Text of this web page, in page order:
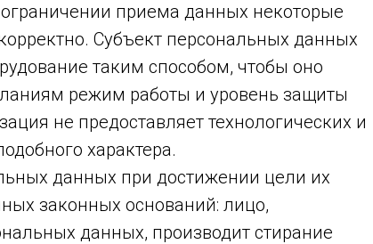
приема данных некоторые
Субъект персональных данных
таким способом, чтобы оно
режим работы и уровень защиты
не предоставляет технологических и
характера.
данных при достижении цели их
законных оснований: лицо,
данных, производит стирание